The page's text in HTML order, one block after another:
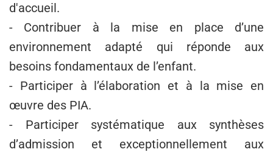
d'accueil.
- Contribuer à la mise en place d’une
environnement adapté qui réponde aux
besoins fondamentaux de l’enfant.
- Participer à l’élaboration et à la mise en
œuvre des PIA.
- Participer systématique aux synthèses
d’admission et exceptionnellement aux